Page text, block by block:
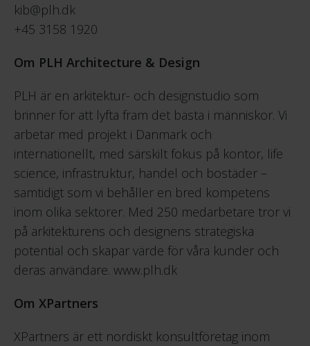
kib@plh.dk
+45 3158 1920
Om PLH Architecture & Design
PLH är en arkitektur- och designstudio som
brinner för att lyfta fram det bästa i människor. Vi
arbetar med projekt i Danmark och
internationellt, med särskilt fokus på kontor, life
science, infrastruktur, handel och bostäder –
samtidigt som vi behåller en bred kompetens
inom olika sektorer. Med 250 medarbetare tror vi
på arkitekturens och designens strategiska
potential och skapar värde för våra kunder och
deras användare. www.plh.dk
Om XPartners
XPartners är ett nordiskt konsultföretag inom